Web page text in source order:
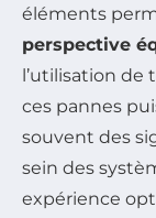
éléments
perspective
l’utilisation de
ces pannes
souvent des
sein des
expérience